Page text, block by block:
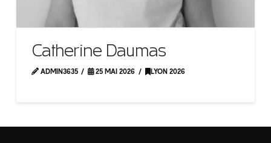
Catherine Daumas
ADMIN3635 25 MAI 2026 LYON 2026